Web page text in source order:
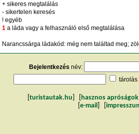
+ sikeres megtalálás
- sikertelen keresés
! egyéb
1 a láda vagy a felhasználó első megtalálása
Narancssárga ládakód: még nem találtad meg;
Bejelentkezés név:
tárolás
turistautak.hu hasznos apróságok
e-mail